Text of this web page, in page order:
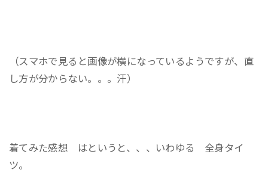
（スマホで見ると画像が横になっているようですが、直
し方が分からない。。。汗）
着てみた感想 はというと、、、いわゆる 全身タイ
ツ。